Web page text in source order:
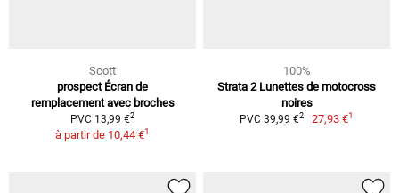
Scott
prospect Écran de
remplacement avec broches
PVC 13,99 €2
à partir de 10,44 €1
100%
Strata 2 Lunettes de motocross
noires
PVC 39,99 €2 27,93 €1